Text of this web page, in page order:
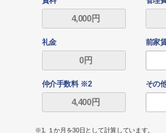
礼金 前家
仲介手数料 ※2
その
※1. １か月を30日として計算しています。